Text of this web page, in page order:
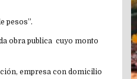
pesos”.
obra publica cuyo monto
empresa con domicilio